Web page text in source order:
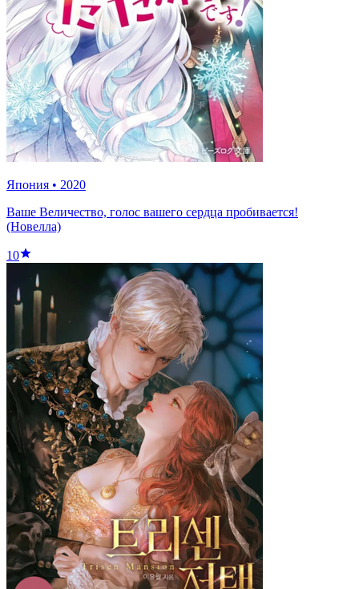
Япония • 2020
Ваше Величество, голос вашего сердца пробивается!
(Новелла)
10